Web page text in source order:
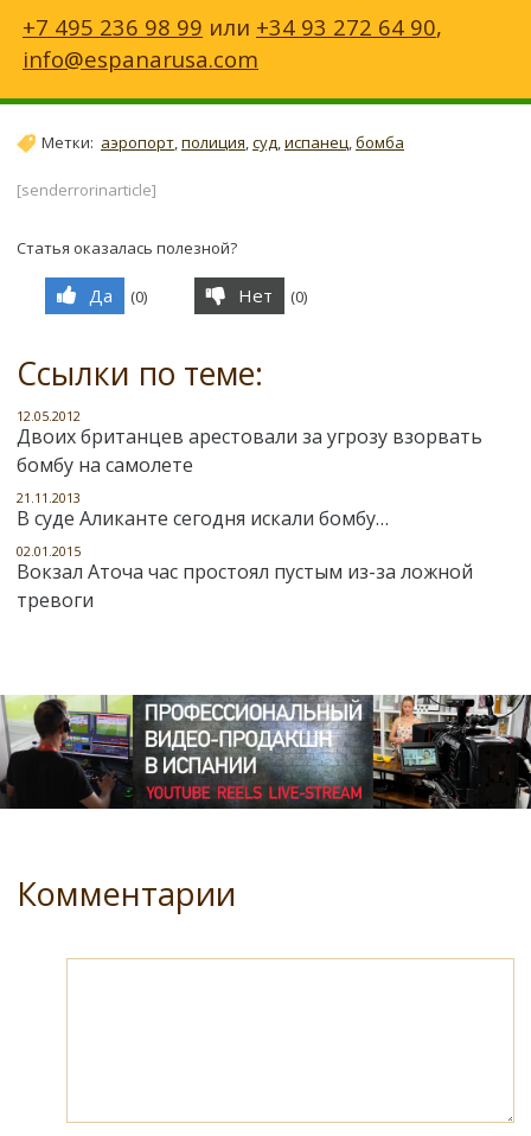
+7 495 236 98 99 или +34 93 272 64 90,
info@espanarusa.com
Метки: аэропорт,полиция,суд,испанец,бомба
[senderrorinarticle]
Статья оказалась полезной?
Да (0) Нет (0)
Ссылки по теме:
12.05.2012
Двоих британцев арестовали за угрозу взорвать
бомбу на самолете
21.11.2013
В суде Аликанте сегодня искали бомбу…
02.01.2015
Вокзал Аточа час простоял пустым из-за ложной
тревоги
Комментарии